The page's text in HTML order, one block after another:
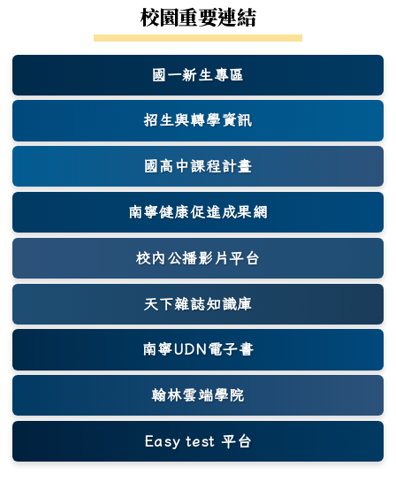
校園重要連結
國一新生專區
(另開新視窗)
招生與轉學資訊
國高中課程計畫
南寧健康促進成果網
(另開新視窗)
校內公播影片平台
天下雜誌知識庫
(另開新視窗)
南寧UDN電子書
翰林雲端學院
Easy test 平台
(另開新視窗)